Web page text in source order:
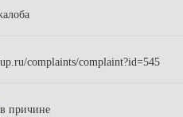
complaints/complaint?id=545
причине